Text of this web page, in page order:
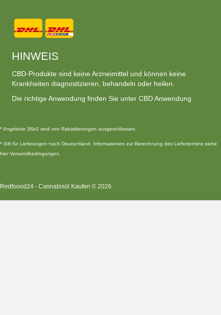
HINWEIS
CBD-Produkte sind keine Arzneimittel und können keine
Krankheiten diagnostizieren, behandeln oder heilen.
Die richtige Anwendung finden Sie unter CBD Anwendung
* Angebote 3für2 sind von Rabattierungen ausgeschlossen.
* Gilt für Lieferungen nach Deutschland. Informationen zur Berechnung des Liefertermins siehe
hierVersandbedingungen
Redfoood24 - Cannabisöl Kaufen © 2026